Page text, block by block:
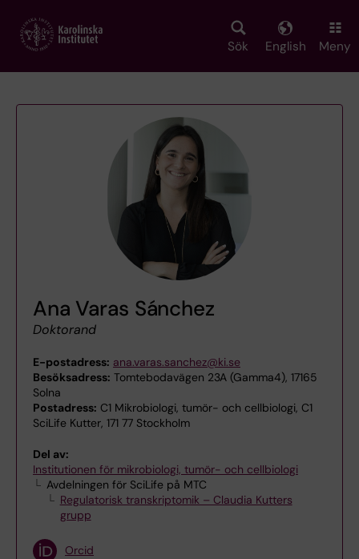
main
Sök English Meny
Ana Varas Sánchez
Doktorand
E-postadress: ana.varas.sanchez@ki.se
Besöksadress: Tomtebodavägen 23A (Gamma4), 17165
Solna
Postadress: C1 Mikrobiologi, tumör- och cellbiologi, C1
SciLife Kutter, 171 77 Stockholm
Del av:
Institutionen för mikrobiologi, tumör- och cellbiologi
Avdelningen för SciLife på MTC
Regulatorisk transkriptomik – Claudia Kutters
grupp
Orcid